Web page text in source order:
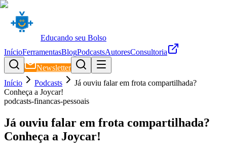
Educando seu Bolso
InícioFerramentasBlogPodcastsAutoresConsultoria
Newsletter
Início
Podcasts
Já ouviu falar em frota compartilhada?
Conheça a Joycar!
podcasts-financas-pessoais
Já ouviu falar em frota compartilhada?
Conheça a Joycar!